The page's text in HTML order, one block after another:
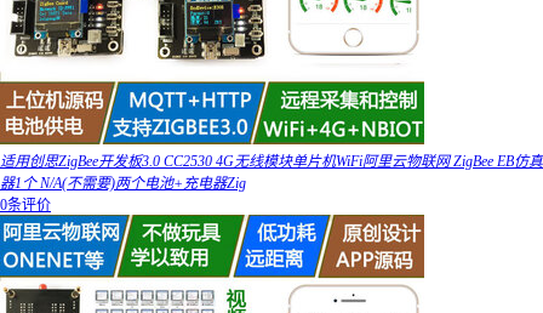
适用创思ZigBee开发板3.0 CC2530 4G无线模块单片机WiFi阿里云物联网 ZigBee EB仿真
器1个 N/A(不需要)两个电池+充电器Zig
0条评价